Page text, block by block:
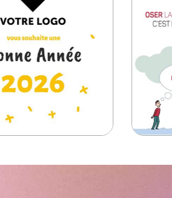
FX164 carte vœux
# Vidéos Premium